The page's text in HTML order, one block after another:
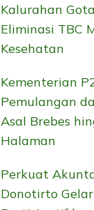
Kalurahan
Eliminasi TBC
Kesehatan
Kementerian
Pemulangan
Asal Brebes
Halaman
Perkuat
Donotirto